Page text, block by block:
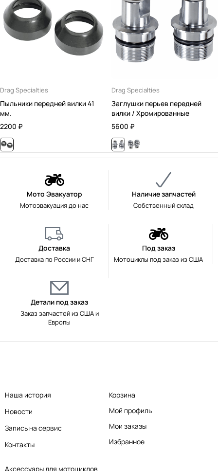
Drag Specialties
Пыльники передней вилки 41
мм.
2200 ₽
Drag Specialties
Заглушки перьев передней
вилки / Хромированные
5600 ₽
Мото Эвакуатор
Мотоэвакуация до нас
Наличие запчастей
Собственный склад
Доставка
Доставка по России и СНГ
Под заказ
Мотоциклы под заказ из США
Детали под заказ
Заказ запчастей из США и
Европы
Аксессуары для мотоциклов
Наша история
Новости
Запись на сервис
Контакты
Корзина
Мой профиль
Мои заказы
Избранное